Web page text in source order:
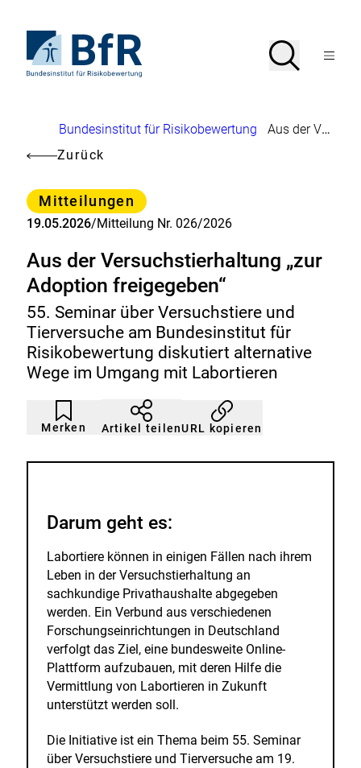
Seiteninhalt
springenStartseite
von
Suche
SucheMenü
Brotkrumennavigation
Bundesinstitut für Risikobewertung
Aus der Versuchstierhaltung „zur Adoption freigegeben“
Zurück
Kategorie
Mitteilungen
19.05.2026/Mitteilung Nr. 026/2026
Aus der Versuchstierhaltung „zur
Adoption freigegeben“
55. Seminar über Versuchstiere und
Tierversuche am Bundesinstitut für
Risikobewertung diskutiert alternative
Wege im Umgang mit Labortieren
Merken
Artikel
nicht
gemerkt
Durch
Klicken
der
hinzufügen.
Artikel teilenURL kopieren
Darum geht es:
Labortiere können in einigen Fällen nach ihrem
Leben in der Versuchstierhaltung an
sachkundige Privathaushalte abgegeben
werden. Ein Verbund aus verschiedenen
Forschungseinrichtungen in Deutschland
verfolgt das Ziel, eine bundesweite Online-
Plattform aufzubauen, mit deren Hilfe die
Vermittlung von Labortieren in Zukunft
unterstützt werden soll.
Die Initiative ist ein Thema beim 55. Seminar
über Versuchstiere und Tierversuche am 19.